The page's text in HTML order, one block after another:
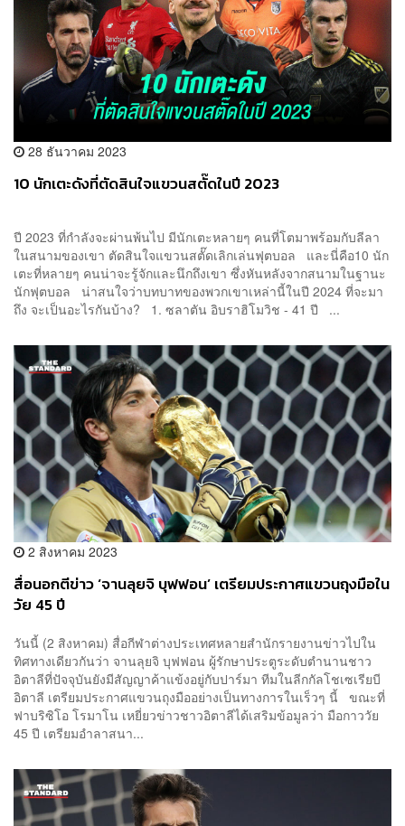
28 ธันวาคม 2023
10 นักเตะดังที่ตัดสินใจแขวนสตั๊ดในปี 2023
ปี 2023 ที่กำลังจะผ่านพ้นไป มีนักเตะหลายๆ คนที่โตมาพร้อมกับลีลา
ในสนามของเขา ตัดสินใจแขวนสตั๊ดเลิกเล่นฟุตบอล และนี่คือ10 นัก
เตะที่หลายๆ คนน่าจะรู้จักและนึกถึงเขา ซึ่งหันหลังจากสนามในฐานะ
นักฟุตบอล น่าสนใจว่าบทบาทของพวกเขาเหล่านี้ในปี 2024 ที่จะมา
ถึง จะเป็นอะไรกันบ้าง? 1. ซลาตัน อิบราฮิโมวิช - 41 ปี ...
2 สิงหาคม 2023
สื่อนอกตีข่าว ‘จานลุยจิ บุฟฟอน’ เตรียมประกาศแขวนถุงมือใน
วัย 45 ปี
วันนี้ (2 สิงหาคม) สื่อกีฬาต่างประเทศหลายสำนักรายงานข่าวไปใน
ทิศทางเดียวกันว่า จานลุยจิ บุฟฟอน ผู้รักษาประตูระดับตำนานชาว
อิตาลีที่ปัจจุบันยังมีสัญญาค้าแข้งอยู่กับปาร์มา ทีมในลีกกัลโชเซเรียบี
อิตาลี เตรียมประกาศแขวนถุงมืออย่างเป็นทางการในเร็วๆ นี้ ขณะที่
ฟาบริซิโอ โรมาโน เหยี่ยวข่าวชาวอิตาลีได้เสริมข้อมูลว่า มือกาววัย
45 ปี เตรียมอำลาสนา...